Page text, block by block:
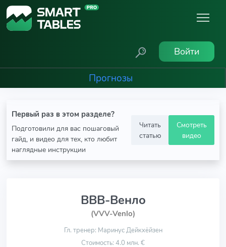
Войти
Прогнозы
Первый раз в этом разделе?
Подготовили для вас пошаговый
гайд, и видео для тех, кто любит
наглядные инструкции
Читать
статью
Смотреть
видео
ВВВ-Венло
(VVV-Venlo)
Гл. тренер: Маринус Дейкхёйзен
Стоимость: 4.0 млн. €